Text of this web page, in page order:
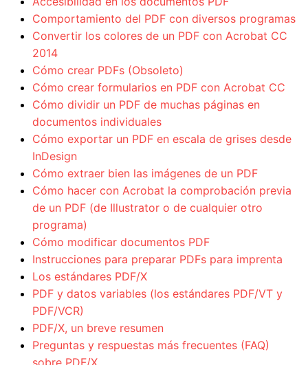
Comportamiento del PDF con diversos programas
Convertir los colores de un PDF con Acrobat CC
2014
Cómo crear PDFs (Obsoleto)
Cómo crear formularios en PDF con Acrobat CC
Cómo dividir un PDF de muchas páginas en
documentos individuales
Cómo exportar un PDF en escala de grises desde
InDesign
Cómo extraer bien las imágenes de un PDF
Cómo hacer con Acrobat la comprobación previa
de un PDF (de Illustrator o de cualquier otro
programa)
Cómo modificar documentos PDF
Instrucciones para preparar PDFs para imprenta
Los estándares PDF/X
PDF y datos variables (los estándares PDF/VT y
PDF/VCR)
PDF/X, un breve resumen
Preguntas y respuestas más frecuentes (FAQ)